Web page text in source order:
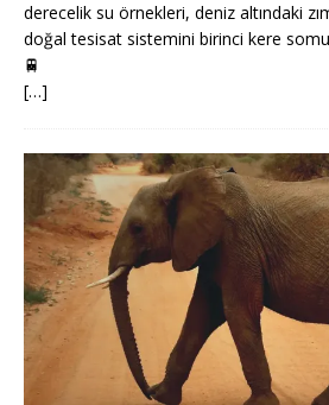
derecelik su örnekleri, deniz altındaki
doğal tesisat sistemini birinci kere
🚆
[…]